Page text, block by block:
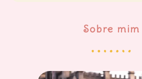
Sobre mim